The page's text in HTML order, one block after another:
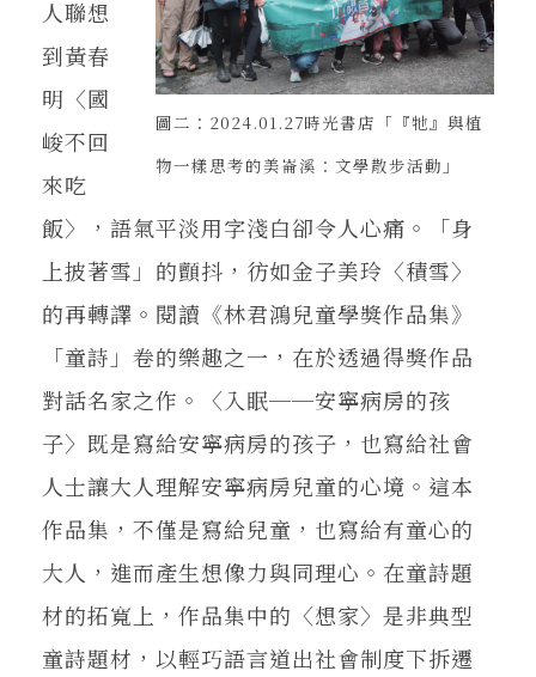
圖二：2024.01.27時光書店「『牠』與植
物一樣思考的美崙溪：文學散步活動」
人聯想
到黃春
明〈國
峻不回
來吃
飯〉，語氣平淡用字淺白卻令人心痛。「身
上披著雪」的顫抖，彷如金子美玲〈積雪〉
的再轉譯。閱讀《林君鴻兒童學獎作品集》
「童詩」卷的樂趣之一，在於透過得獎作品
對話名家之作。〈入眠──安寧病房的孩
子〉既是寫給安寧病房的孩子，也寫給社會
人士讓大人理解安寧病房兒童的心境。這本
作品集，不僅是寫給兒童，也寫給有童心的
大人，進而產生想像力與同理心。在童詩題
材的拓寬上，作品集中的〈想家〉是非典型
童詩題材，以輕巧語言道出社會制度下拆遷